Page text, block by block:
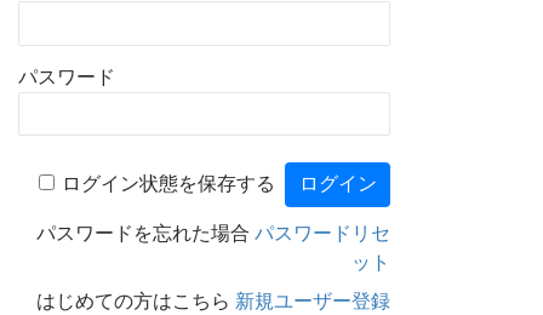
パスワード
ログイン状態を保存する
パスワードを忘れた場合パスワードリセ
ット
はじめての方はこちら 新規ユーザー登録